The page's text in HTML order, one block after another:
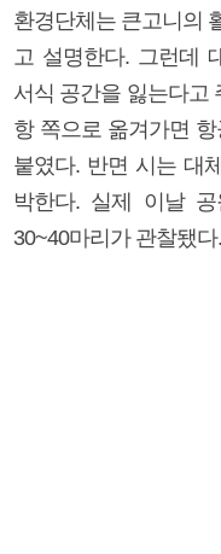
환경단체는 큰고니의
고 설명한다. 그런데
서식 공간을 잃는다고
항 쪽으로 옮겨가면
붙였다. 반면 시는 대
박한다. 실제 이날
30~40마리가 관찰됐다.